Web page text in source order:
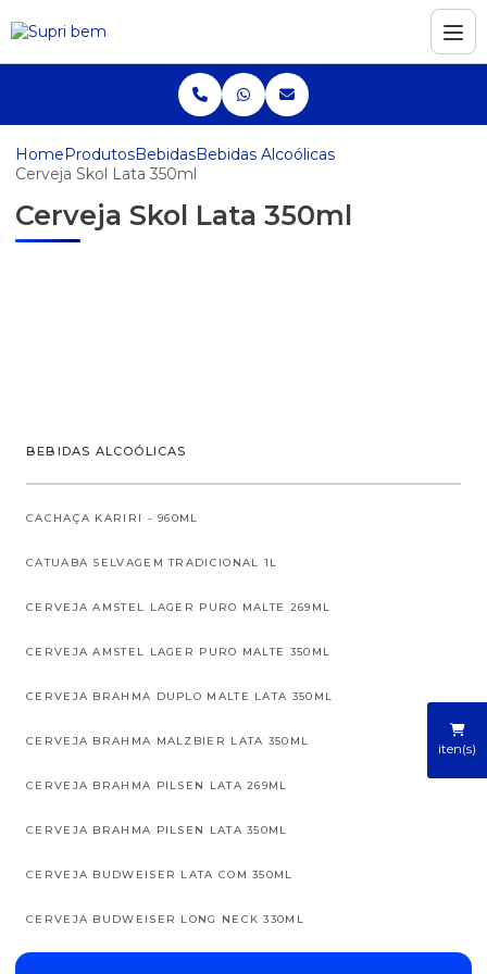
iten(s)
HomeProdutosBebidasBebidas Alcoólicas
Cerveja Skol Lata 350ml
Cerveja Skol Lata 350ml
BEBIDAS ALCOÓLICAS
CACHAÇA KARIRI - 960ML
CATUABA SELVAGEM TRADICIONAL 1L
CERVEJA AMSTEL LAGER PURO MALTE 269ML
CERVEJA AMSTEL LAGER PURO MALTE 350ML
CERVEJA BRAHMA DUPLO MALTE LATA 350ML
CERVEJA BRAHMA MALZBIER LATA 350ML
CERVEJA BRAHMA PILSEN LATA 269ML
CERVEJA BRAHMA PILSEN LATA 350ML
CERVEJA BUDWEISER LATA COM 350ML
CERVEJA BUDWEISER LONG NECK 330ML